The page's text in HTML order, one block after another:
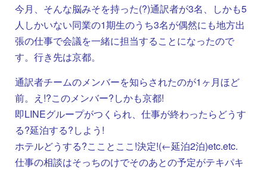
今月、そんな脳みそを持った(?)通訳者が3名、しかも5
人しかいない同業の1期生のうち3名が偶然にも地方出
張の仕事で会議を一緒に担当することになったので
す。行き先は京都。
通訳者チームのメンバーを知らされたのが1ヶ月ほど
前。え!?このメンバー?しかも京都!
即LINEグループがつくられ、仕事が終わったらどうす
る?延泊する?しよう!
ホテルどうする?こことここ!決定!(←延泊2泊)etc.etc.
仕事の相談はそっちのけでそのあとの予定がテキパキ